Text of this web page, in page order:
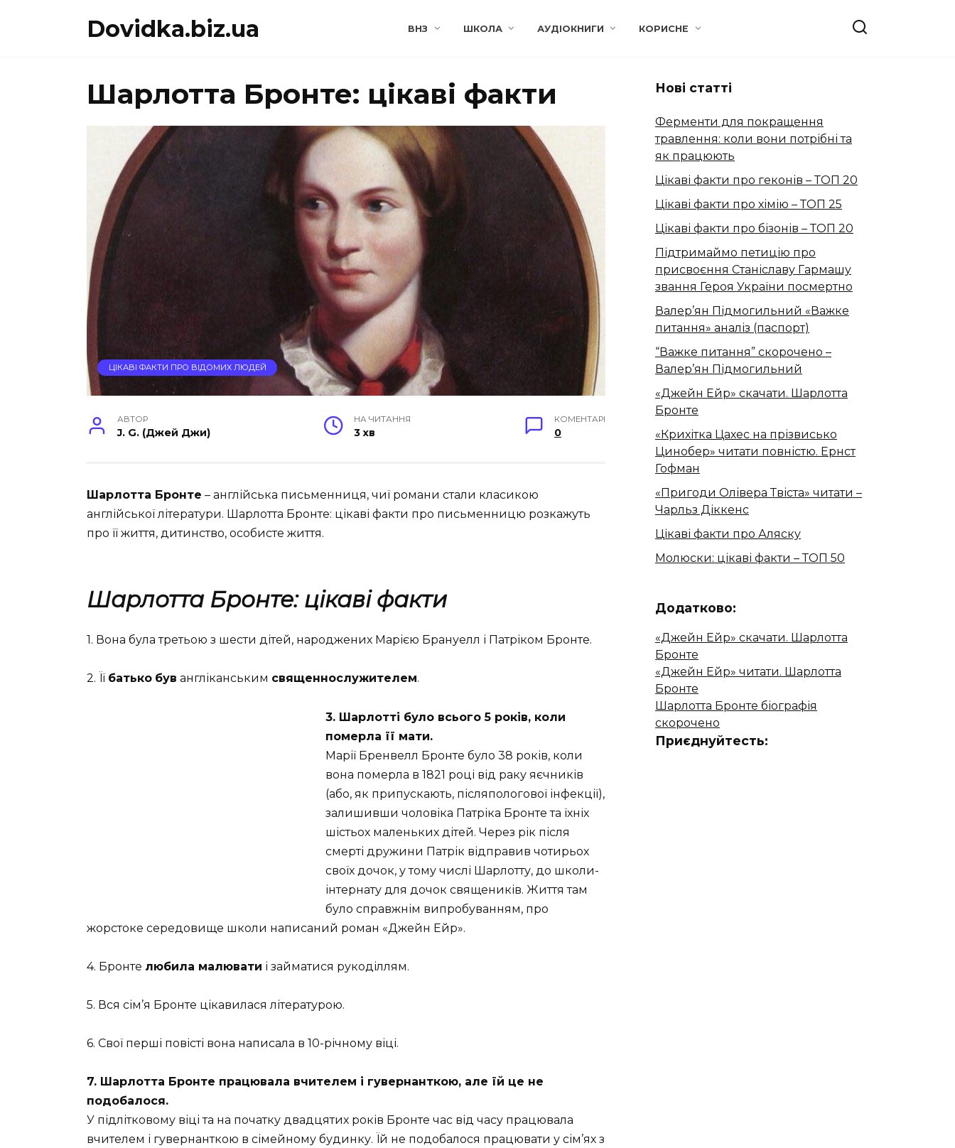
Dovidka.biz.ua ВНЗ ШКОЛА АУДІОКНИГИ КОРИСНЕ
Шарлотта Бронте: цікаві факти
ЦІКАВІ ФАКТИ ПРО ВІДОМИХ ЛЮДЕЙ
АВТОР
J. G. (Джей Джи)
НА ЧИТАННЯ
3 хв
КОМЕНТАРІ
0
Шарлотта Бронте – англійська письменниця, чиї романи стали класикою
англійської літератури. Шарлотта Бронте: цікаві факти про письменницю розкажуть
про її життя, дитинство, особисте життя.
Шарлотта Бронте: цікаві факти
1. Вона була третьою з шести дітей, народжених Марією Брануелл і Патріком Бронте.
2. Її батько був англіканським священнослужителем.
3. Шарлотті було всього 5 років, коли
померла її мати.
Марії Бренвелл Бронте було 38 років, коли
вона померла в 1821 році від раку яєчників
(або, як припускають, післяпологової інфекції),
залишивши чоловіка Патріка Бронте та їхніх
шістьох маленьких дітей. Через рік після
смерті дружини Патрік відправив чотирьох
своїх дочок, у тому числі Шарлотту, до школи-
інтернату для дочок священиків. Життя там
було справжнім випробуванням, про
жорстоке середовище школи написаний роман «Джейн Ейр».
4. Бронте любила малювати і займатися рукоділлям.
5. Вся сім’я Бронте цікавилася літературою.
6. Свої перші повісті вона написала в 10-річному віці.
7. Шарлотта Бронте працювала вчителем і гувернанткою, але їй це не
подобалося.
У підлітковому віці та на початку двадцятих років Бронте час від часу працювала
вчителем і гувернанткою в сімейному будинку. Їй не подобалося працювати у сім’ях з
Нові статті
Ферменти для покращення
травлення: коли вони потрібні та
як працюють
Цікаві факти про геконів – ТОП 20
Цікаві факти про хімію – ТОП 25
Цікаві факти про бізонів – ТОП 20
Підтримаймо петицію про
присвоєння Станіславу Гармашу
звання Героя України посмертно
Валер’ян Підмогильний «Важке
питання» аналіз (паспорт)
“Важке питання” скорочено –
Валер’ян Підмогильний
«Джейн Ейр» скачати. Шарлотта
Бронте
«Крихітка Цахес на прізвисько
Цинобер» читати повністю. Ернст
Гофман
«Пригоди Олівера Твіста» читати –
Чарльз Діккенс
Цікаві факти про Аляску
Молюски: цікаві факти – ТОП 50
Додатково:
«Джейн Ейр» скачати. Шарлотта
Бронте
«Джейн Ейр» читати. Шарлотта
Бронте
Шарлотта Бронте біографія
скорочено
Приєднуйтесть: